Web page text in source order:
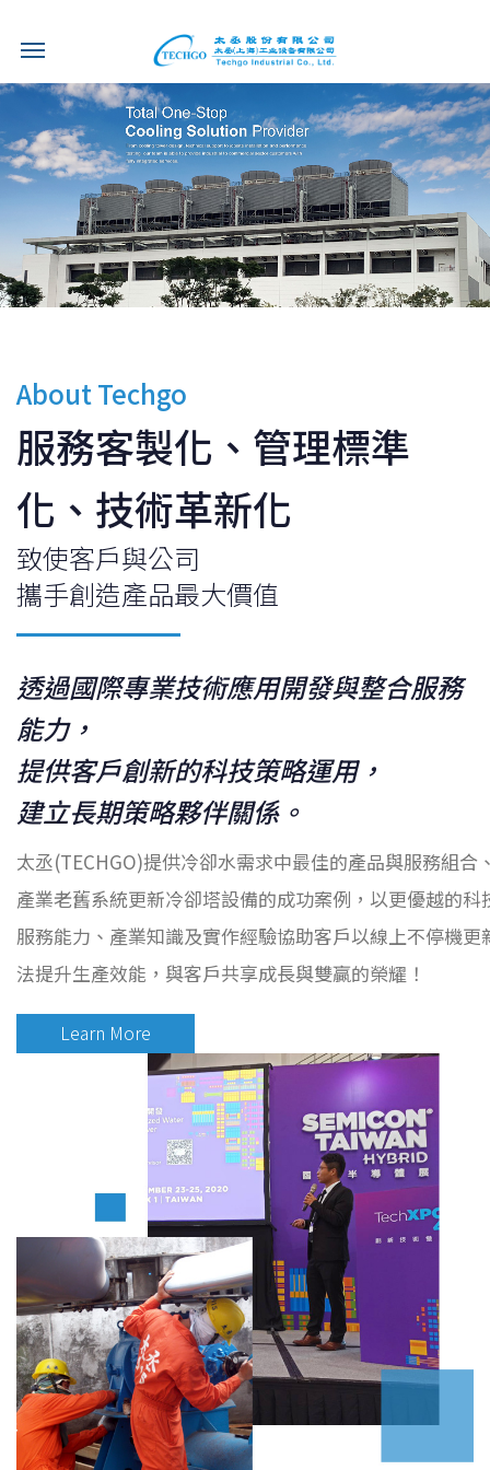
About Techgo
服務客製化、管理標準
化、技術革新化
致使客戶與公司
攜手創造產品最大價值
透過國際專業技術應用開發與整合服務
能力，
提供客戶創新的科技策略運用，
建立長期策略夥伴關係。
太丞(TECHGO)提供冷卻水需求中最佳的產品與服務組合
產業老舊系統更新冷卻塔設備的成功案例，以更優越的科
服務能力、產業知識及實作經驗協助客戶以線上不停機更
法提升生產效能，與客戶共享成長與雙贏的榮耀！
Learn More